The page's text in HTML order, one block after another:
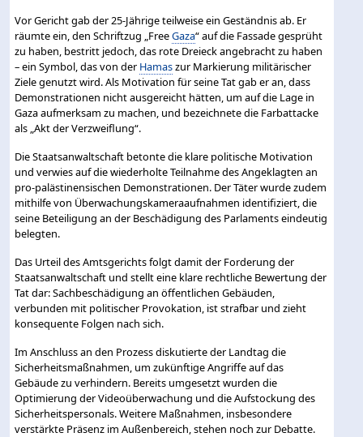
Vor Gericht gab der 25-Jährige teilweise ein Geständnis ab. Er
räumte ein, den Schriftzug „FreeGaza“ auf die Fassade gesprüht
zu haben, bestritt jedoch, das rote Dreieck angebracht zu haben
– ein Symbol, das von der Hamaszur Markierung militärischer
Ziele genutzt wird. Als Motivation für seine Tat gab er an, dass
Demonstrationen nicht ausgereicht hätten, um auf die Lage in
Gaza aufmerksam zu machen, und bezeichnete die Farbattacke
als „Akt der Verzweiflung“.
Die Staatsanwaltschaft betonte die klare politische Motivation
und verwies auf die wiederholte Teilnahme des Angeklagten an
pro-palästinensischen Demonstrationen. Der Täter wurde zudem
mithilfe von Überwachungskameraaufnahmen identifiziert, die
seine Beteiligung an der Beschädigung des Parlaments eindeutig
belegten.
Das Urteil des Amtsgerichts folgt damit der Forderung der
Staatsanwaltschaft und stellt eine klare rechtliche Bewertung der
Tat dar: Sachbeschädigung an öffentlichen Gebäuden,
verbunden mit politischer Provokation, ist strafbar und zieht
konsequente Folgen nach sich.
Im Anschluss an den Prozess diskutierte der Landtag die
Sicherheitsmaßnahmen, um zukünftige Angriffe auf das
Gebäude zu verhindern. Bereits umgesetzt wurden die
Optimierung der Videoüberwachung und die Aufstockung des
Sicherheitspersonals. Weitere Maßnahmen, insbesondere
verstärkte Präsenz im Außenbereich, stehen noch zur Debatte.